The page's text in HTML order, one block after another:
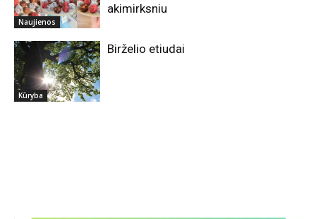
Naujienos
akimirksniu
Kūryba
Birželio etiudai